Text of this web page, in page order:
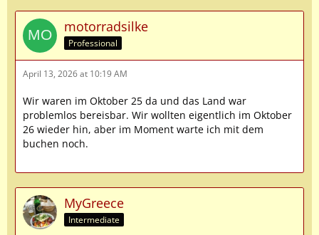
motorradsilke
Professional
April 13, 2026 at 10:19 AM
Wir waren im Oktober 25 da und das Land war
problemlos bereisbar. Wir wollten eigentlich im Oktober
26 wieder hin, aber im Moment warte ich mit dem
buchen noch.
MyGreece
Intermediate